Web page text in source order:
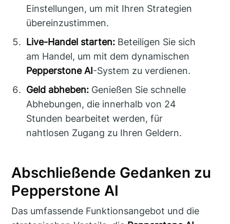
Einstellungen, um mit Ihren Strategien
übereinzustimmen.
Live-Handel starten: Beteiligen Sie sich
am Handel, um mit dem dynamischen
Pepperstone AI-System zu verdienen.
Geld abheben: Genießen Sie schnelle
Abhebungen, die innerhalb von 24
Stunden bearbeitet werden, für
nahtlosen Zugang zu Ihren Geldern.
Abschließende Gedanken zu
Pepperstone AI
Das umfassende Funktionsangebot und die